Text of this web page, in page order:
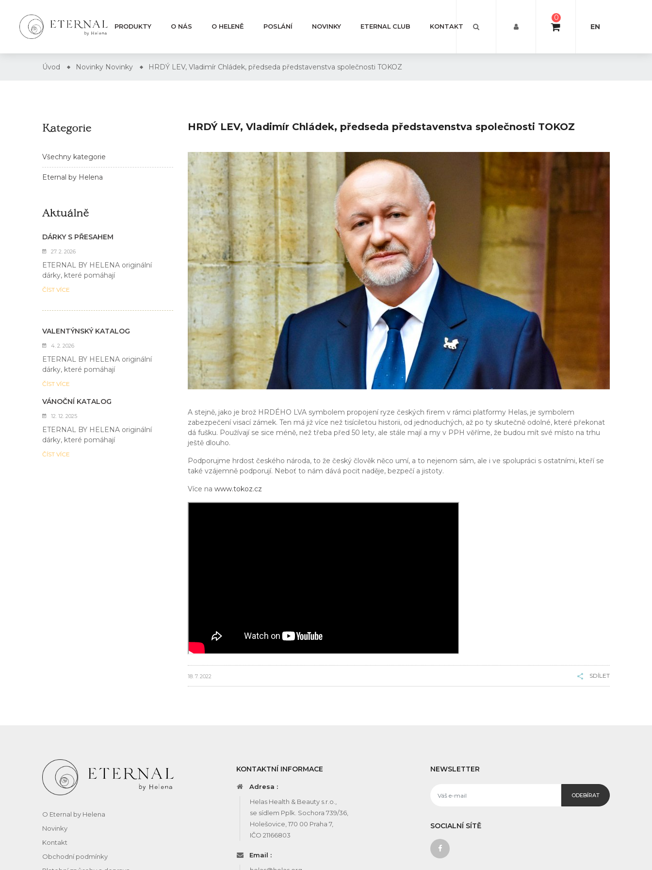
PRODUKTY O NÁS O HELENĚ POSLÁNÍ NOVINKY ETERNAL CLUB KONTAKT
0
EN
Úvod Novinky Novinky HRDÝ LEV, Vladimír Chládek, předseda představenstva společnosti TOKOZ
Kategorie
Všechny kategorie
Eternal by Helena
Aktuálně
DÁRKY S PŘESAHEM
27. 2. 2026
ETERNAL BY HELENA originální
dárky, které pomáhají
ČÍST VÍCE
VALENTÝNSKÝ KATALOG
4. 2. 2026
ETERNAL BY HELENA originální
dárky, které pomáhají
ČÍST VÍCE
VÁNOČNÍ KATALOG
12. 12. 2025
ETERNAL BY HELENA originální
dárky, které pomáhají
ČÍST VÍCE
HRDÝ LEV, Vladimír Chládek, předseda představenstva společnosti TOKOZ
A stejně, jako je brož HRDÉHO LVA symbolem propojení ryze českých firem v rámci platformy Helas, je symbolem
zabezpečení visací zámek. Ten má již více než tisíciletou historii, od jednoduchých, až po ty skutečně odolné, které překonat
dá fušku. Používají se sice méně, než třeba před 50 lety, ale stále mají a my v PPH věříme, že budou mít své místo na trhu
ještě dlouho.
Podporujme hrdost českého národa, to že český člověk něco umí, a to nejenom sám, ale i ve spolupráci s ostatními, kteří se
také vzájemně podporují. Neboť to nám dává pocit naděje, bezpečí a jistoty.
Více na www.tokoz.cz
18. 7. 2022 SDÍLET
O Eternal by Helena
Novinky
Kontakt
Obchodní podmínky
KONTAKTNÍ INFORMACE
Adresa :
Helas Health & Beauty s.r.o.,
se sídlem Pplk. Sochora 739/36,
Holešovice, 170 00 Praha 7,
IČO 21166803
Email :
NEWSLETTER
ODEBÍRAT
SOCIALNÍ SÍTĚ